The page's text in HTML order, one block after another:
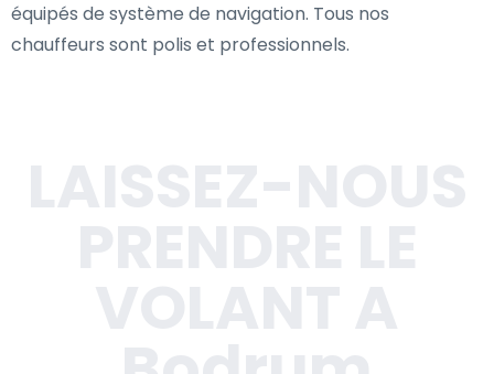
équipés de système de navigation. Tous nos
chauffeurs sont polis et professionnels.